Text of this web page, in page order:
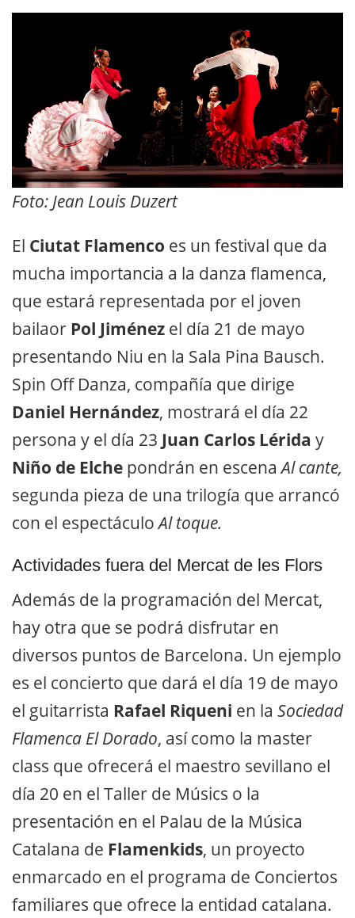
Foto: Jean Louis Duzert
El Ciutat Flamenco es un festival que da
mucha importancia a la danza flamenca,
que estará representada por el joven
bailaor Pol Jiménez el día 21 de mayo
presentando Niu en la Sala Pina Bausch.
Spin Off Danza, compañía que dirige
Daniel Hernández, mostrará el día 22
persona y el día 23 Juan Carlos Lérida y
Niño de Elche pondrán en escenaAl cante,
segunda pieza de una trilogía que arrancó
con el espectáculoAl toque.
Actividades fuera del Mercat de les Flors
Además de la programación del Mercat,
hay otra que se podrá disfrutar en
diversos puntos de Barcelona. Un ejemplo
es el concierto que dará el día 19 de mayo
el guitarrista Rafael Riqueni en la Sociedad
Flamenca El Dorado, así como la master
class que ofrecerá el maestro sevillano el
día 20 en el Taller de Músics o la
presentación en el Palau de la Música
Catalana de Flamenkids, un proyecto
enmarcado en el programa de Conciertos
familiares que ofrece la entidad catalana.